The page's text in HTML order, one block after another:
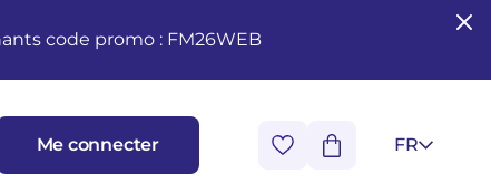
code promo : FM26WEB
Me connecter FR